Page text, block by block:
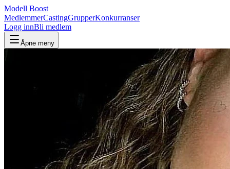
Modell Boost
MedlemmerCastingGrupperKonkurranser
Logg innBli medlem
Åpne meny